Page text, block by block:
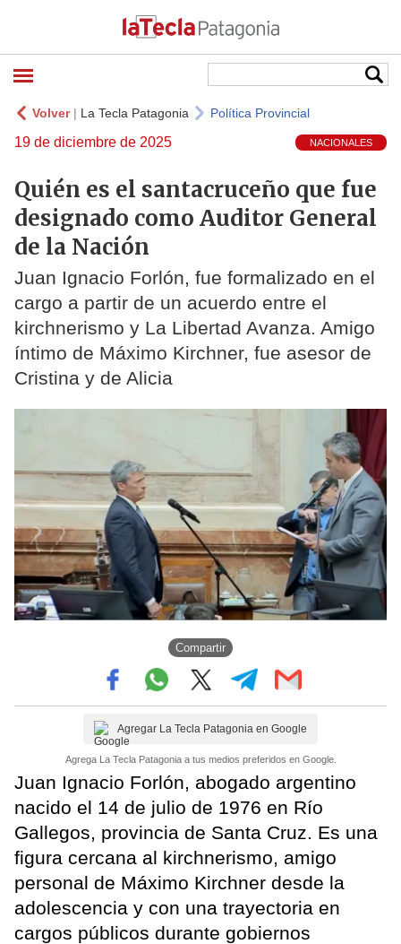
Volver| La Tecla Patagonia Política Provincial
19 de diciembre de 2025 NACIONALES
Quién es el santacruceño que fue
designado como Auditor General
de la Nación
Juan Ignacio Forlón, fue formalizado en el
cargo a partir de un acuerdo entre el
kirchnerismo y La Libertad Avanza. Amigo
íntimo de Máximo Kirchner, fue asesor de
Cristina y de Alicia
Compartir
Agregar La Tecla Patagonia en Google
Agrega La Tecla Patagonia a tus medios preferidos en Google.
Juan Ignacio Forlón, abogado argentino
nacido el 14 de julio de 1976 en Río
Gallegos, provincia de Santa Cruz. Es una
figura cercana al kirchnerismo, amigo
personal de Máximo Kirchner desde la
adolescencia y con una trayectoria en
cargos públicos durante gobiernos